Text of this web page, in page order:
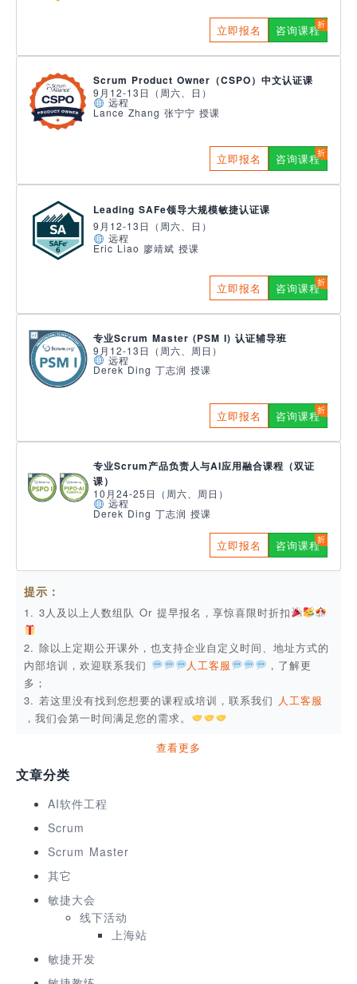
立即报名 咨询课程
Scrum Product Owner（CSPO）中文认证课
9月12-13日（周六、日）
远程
Lance Zhang 张宁宁 授课
立即报名 咨询课程
Leading SAFe领导大规模敏捷认证课
9月12-13日（周六、日）
远程
Eric Liao 廖靖斌 授课
立即报名 咨询课程
专业Scrum Master (PSM I) 认证辅导班
9月12-13日（周六、周日）
远程
Derek Ding 丁志润 授课
立即报名 咨询课程
专业Scrum产品负责人与AI应用融合课程（双证
课）
10月24-25日（周六、周日）
远程
Derek Ding 丁志润 授课
立即报名 咨询课程
提示：
1. 3人及以上人数组队 Or 提早报名，享惊喜限时折扣
2. 除以上定期公开课外，也支持企业自定义时间、地址方式的
内部培训，欢迎联系我们
人工客服
，了解更
多；
3. 若这里没有找到您想要的课程或培训，联系我们 人工客服
，我们会第一时间满足您的需求。
查看更多
文章分类
AI软件工程
Scrum
Scrum Master
其它
敏捷大会
线下活动
上海站
敏捷开发